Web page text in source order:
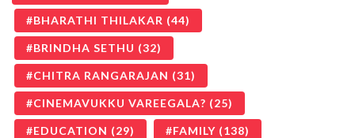
BHARATHI THILAKAR (44)
BRINDHA SETHU (32)
CHITRA RANGARAJAN (31)
CINEMAVUKKU VAREEGALA? (25)
EDUCATION (29) FAMILY (138)